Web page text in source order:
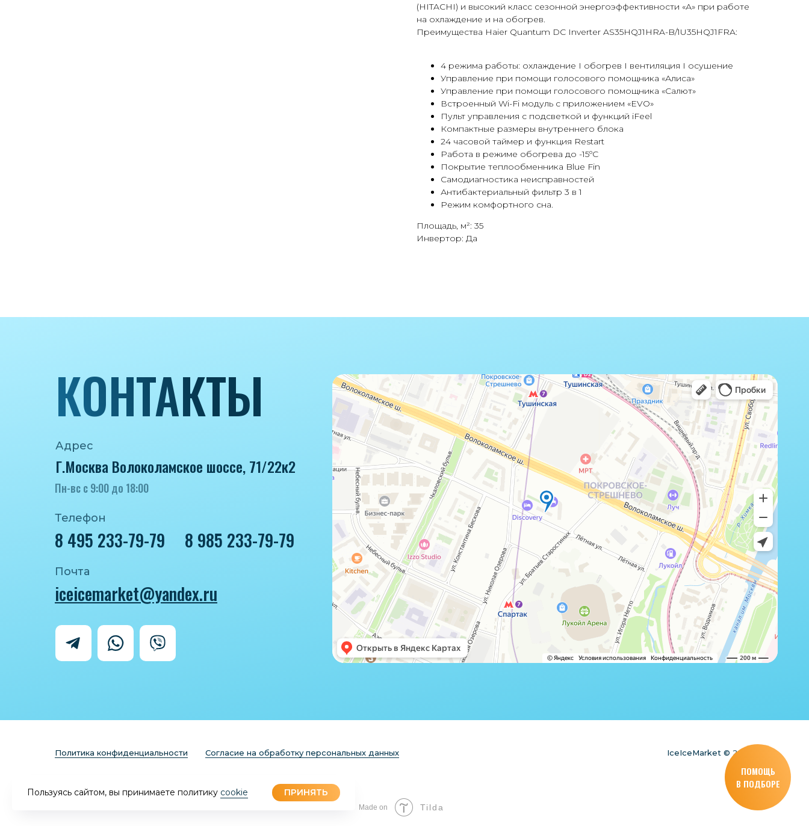
(HITACHI) и высокий класс сезонной энергоэффективности «А» при работе
на охлаждение и на обогрев.
Преимущества Haier Quantum DC Inverter AS35HQJ1HRA-B/1U35HQJ1FRA:
4 режима работы: охлаждение I обогрев I вентиляция I осушение
Управление при помощи голосового помощника «Алиса»
Управление при помощи голосового помощника «Салют»
Встроенный Wi-Fi модуль с приложением «EVO»
Пульт управления с подсветкой и функций iFeel
Компактные размеры внутреннего блока
24 часовой таймер и функция Restart
Работа в режиме обогрева до -15ºС
Покрытие теплообменника Blue Fin
Самодиагностика неисправностей
Антибактериальный фильтр 3 в 1
Режим комфортного сна.
Площадь, м²: 35
Инвертор: Да
Адрес
Г.Москва Волоколамское шоссе, 71/22к2
Пн-вс с 9:00 до 18:00
Телефон
8 495 233-79-79
Почта
iceicemarket@yandex.ru
8 985 233-79-79
КОНТАКТЫ
Политика конфиденциальности Согласие на обработку персональных данных IceIceMarket © 2025
Пользуясь сайтом, вы принимаете политику cookie ПРИНЯТЬ
ПОМОЩЬ
В ПОДБОРЕ
Made on Tilda